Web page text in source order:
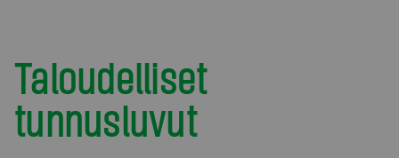
Taloudelliset
tunnusluvut